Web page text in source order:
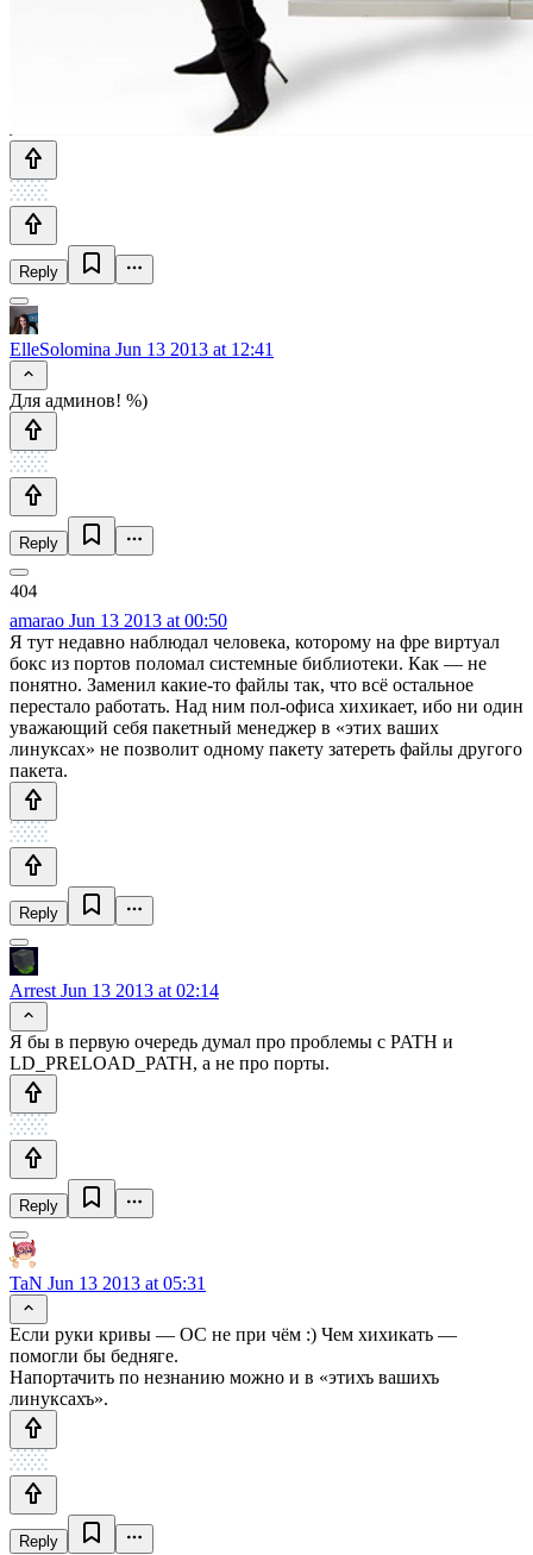
Reply
ElleSolomina Jun 13 2013 at 12:41
Для админов! %)
Reply
amarao Jun 13 2013 at 00:50
Я тут недавно наблюдал человека, которому на фре виртуал
бокс из портов поломал системные библиотеки. Как — не
понятно. Заменил какие-то файлы так, что всё остальное
перестало работать. Над ним пол-офиса хихикает, ибо ни один
уважающий себя пакетный менеджер в «этих ваших
линуксах» не позволит одному пакету затереть файлы другого
пакета.
Reply
Arrest Jun 13 2013 at 02:14
Я бы в первую очередь думал про проблемы с PATH и
LD_PRELOAD_PATH, а не про порты.
Reply
TaN Jun 13 2013 at 05:31
Если руки кривы — ОС не при чём :) Чем хихикать —
помогли бы бедняге.
Напортачить по незнанию можно и в «этихъ вашихъ
линуксахъ».
Reply